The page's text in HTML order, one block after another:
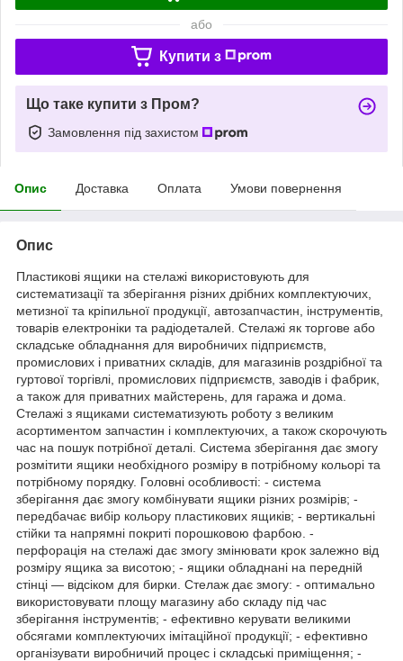
або
Купити з
Що таке купити з Пром?
Замовлення під захистом
Опис Доставка Оплата Умови повернення
Опис
Пластикові ящики на стелажі використовують для
систематизації та зберігання різних дрібних комплектуючих,
метизної та кріпильної продукції, автозапчастин, інструментів,
товарів електроніки та радіодеталей. Стелажі як торгове або
складське обладнання для виробничих підприємств,
промислових і приватних складів, для магазинів роздрібної та
гуртової торгівлі, промислових підприємств, заводів і фабрик,
а також для приватних майстерень, для гаража и дома.
Стелажі з ящиками систематизують роботу з великим
асортиментом запчастин і комплектуючих, а також скорочують
час на пошук потрібної деталі. Система зберігання дає змогу
розмітити ящики необхідного розміру в потрібному кольорі та
потрібному порядку. Головні особливості: - система
зберігання дає змогу комбінувати ящики різних розмірів; -
передбачає вибір кольору пластикових ящиків; - вертикальні
стійки та напрямні покриті порошковою фарбою. -
перфорація на стелажі дає змогу змінювати крок залежно від
розміру ящика за висотою; - ящики обладнані на передній
стінці — відсіком для бирки. Стелаж дає змогу: - оптимально
використовувати площу магазину або складу під час
зберігання інструментів; - ефективно керувати великими
обсягами комплектуючих імітаційної продукції; - ефективно
організувати виробничий процес і складські приміщення; -